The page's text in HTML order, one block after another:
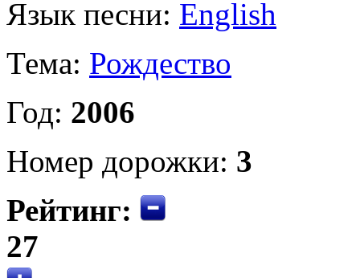
Язык песни: English
Тема: Рождество
Год: 2006
Номер дорожки: 3
Рейтинг:
27